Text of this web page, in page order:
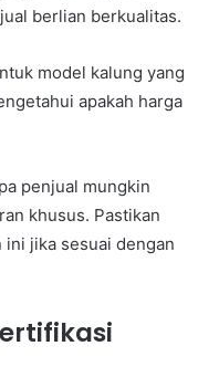
berlian berkualitas.
model kalung yang
apakah harga
penjual mungkin
khusus. Pastikan
ini jika sesuai dengan